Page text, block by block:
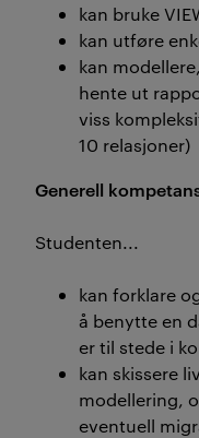
kan bruke
kan utføre
kan
hente ut
viss
10 relasjoner)
Generell
Studenten...
kan forklare
å benytte en
er til stede i
kan skissere
modellering,
eventuell